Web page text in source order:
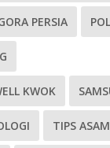
PERSIA
KWOK
TIPS